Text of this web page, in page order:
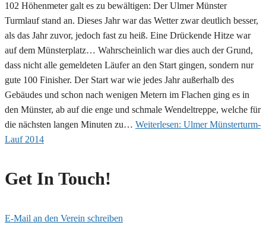
102 Höhenmeter galt es zu bewältigen: Der Ulmer Münster
Turmlauf stand an. Dieses Jahr war das Wetter zwar deutlich besser,
als das Jahr zuvor, jedoch fast zu heiß. Eine Drückende Hitze war
auf dem Münsterplatz… Wahrscheinlich war dies auch der Grund,
dass nicht alle gemeldeten Läufer an den Start gingen, sondern nur
gute 100 Finisher. Der Start war wie jedes Jahr außerhalb des
Gebäudes und schon nach wenigen Metern im Flachen ging es in
den Münster, ab auf die enge und schmale Wendeltreppe, welche für
die nächsten langen Minuten zu… Weiterlesen: Ulmer Münsterturm-
Lauf 2014
Get In Touch!
E-Mail an den Verein schreiben